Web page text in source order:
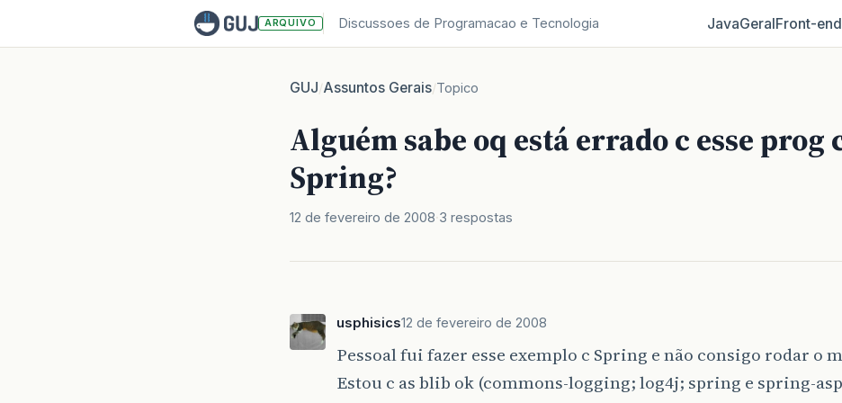
ARQUIVO Discussoes de Programacao e Tecnologia JavaGeralFront‑end
GUJ/Assuntos Gerais/Topico
Alguém sabe oq está errado c esse prog
Spring?
12 de fevereiro de 2008 3 respostas
usphisics12 de fevereiro de 2008
Pessoal fui fazer esse exemplo c Spring e não consigo rodar o
Estou c as blib ok (commons-logging; log4j; spring e spring-